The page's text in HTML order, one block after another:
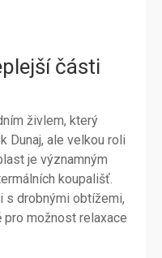
části
živlem, který
Dunaj, ale velkou roli
je významným
koupališť.
s drobnými obtížemi,
pro možnost relaxace